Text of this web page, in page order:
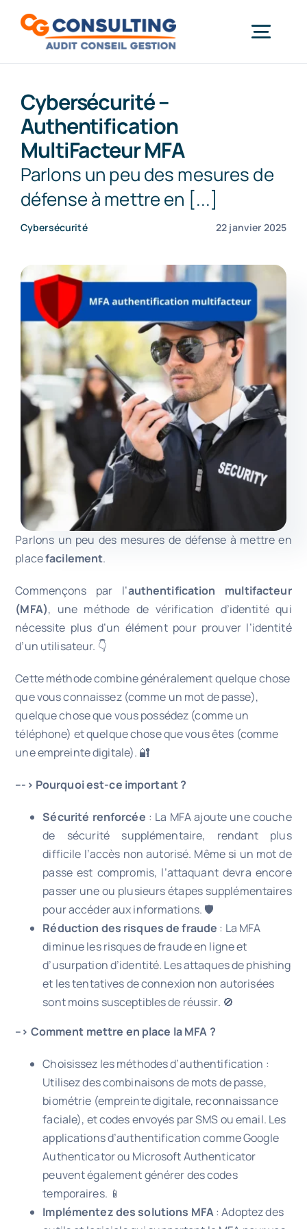
Informatique
Démarche RSE
Actualités
Formations
Contact
Cybersécurité –
Authentification
MultiFacteur MFA
Parlons un peu des mesures de
défense à mettre en [...]
Cybersécurité 22 janvier 2025
Parlons un peu des mesures de défense à mettre en
placefacilement.
Commençons par l’authentification multifacteur
(MFA), une méthode de vérification d’identité qui
nécessite plus d’un élément pour prouver l’identité
d’un utilisateur. 👇
Cette méthode combine généralement quelque chose
que vous connaissez (comme un mot de passe),
quelque chose que vous possédez (comme un
téléphone) et quelque chose que vous êtes (comme
une empreinte digitale). 🔐
–-> Pourquoi est-ce important ?
Sécurité renforcée : La MFA ajoute une couche
de sécurité supplémentaire, rendant plus
difficile l’accès non autorisé. Même si un mot de
passe est compromis, l’attaquant devra encore
passer une ou plusieurs étapes supplémentaires
pour accéder aux informations. 🛡️
Réduction des risques de fraude : La MFA
diminue les risques de fraude en ligne et
d’usurpation d’identité. Les attaques de phishing
et les tentatives de connexion non autorisées
sont moins susceptibles de réussir. 🚫
–> Comment mettre en place la MFA ?
Choisissez les méthodes d’authentification :
Utilisez des combinaisons de mots de passe,
biométrie (empreinte digitale, reconnaissance
faciale), et codes envoyés par SMS ou email. Les
applications d’authentification comme Google
Authenticator ou Microsoft Authenticator
peuvent également générer des codes
temporaires. 📱
Implémentez des solutions MFA: Adoptez des